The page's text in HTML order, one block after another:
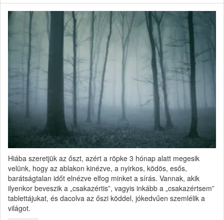
Hiába szeretjük az őszt, azért a röpke 3 hónap alatt megesik
velünk, hogy az ablakon kinézve, a nyirkos, ködös, esős,
barátságtalan időt elnézve elfog minket a sírás. Vannak, akik
ilyenkor beveszik a „csakazértis”, vagyis inkább a „csakazértsem”
tablettájukat, és dacolva az őszi köddel, jókedvűen szemlélik a
világot.